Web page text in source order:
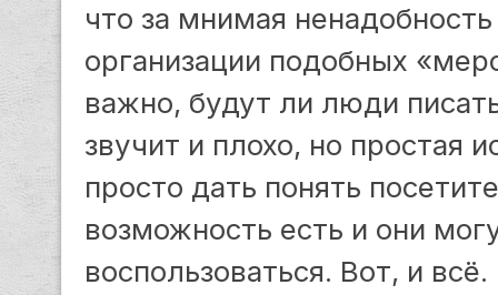
что за мнимая
организации подобных
важно, будут ли люди
звучит и плохо, но простая
просто дать понять
возможность есть и они
воспользоваться. Вот, и